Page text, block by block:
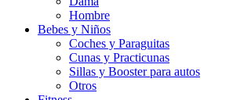
Hombre
Bebes y Niños
Coches y Paraguitas
Cunas y Practicunas
Sillas y Booster para autos
Otros